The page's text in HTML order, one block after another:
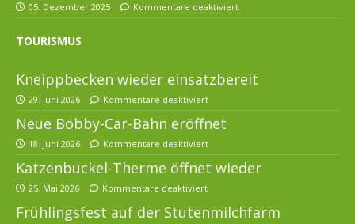
05. Dezember 2025 Kommentare deaktiviert
TOURISMUS
Kneippbecken wieder einsatzbereit
29. Juni 2026 Kommentare deaktiviert
Neue Bobby-Car-Bahn eröffnet
18. Juni 2026 Kommentare deaktiviert
Katzenbuckel-Therme öffnet wieder
25. Mai 2026 Kommentare deaktiviert
Frühlingsfest auf der Stutenmilchfarm